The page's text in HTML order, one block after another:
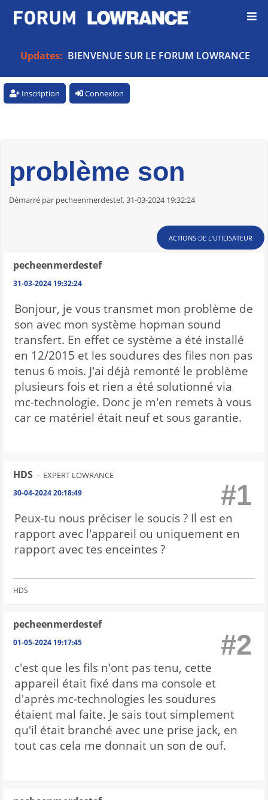
Updates: BIENVENUE SUR LE FORUM LOWRANCE
Inscription Connexion
problème son
Démarré par pecheenmerdestef, 31-03-2024 19:32:24
ACTIONS DE L'UTILISATEUR
pecheenmerdestef
31-03-2024 19:32:24
Bonjour, je vous transmet mon problème de
son avec mon système hopman sound
transfert. En effet ce système a été installé
en 12/2015 et les soudures des files non pas
tenus 6 mois. J'ai déjà remonté le problème
plusieurs fois et rien a été solutionné via
mc-technologie. Donc je m'en remets à vous
car ce matériel était neuf et sous garantie.
HDS EXPERT LOWRANCE
30-04-2024 20:18:49 #1
Peux-tu nous préciser le soucis ? Il est en
rapport avec l'appareil ou uniquement en
rapport avec tes enceintes ?
HDS
pecheenmerdestef
01-05-2024 19:17:45 #2
c'est que les fils n'ont pas tenu, cette
appareil était fixé dans ma console et
d'après mc-technologies les soudures
étaient mal faite. Je sais tout simplement
qu'il était branché avec une prise jack, en
tout cas cela me donnait un son de ouf.